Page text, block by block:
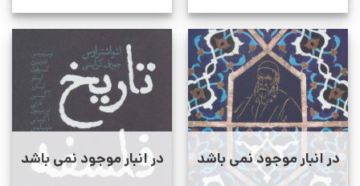
در انبار موجود نمی باشد در انبار موجود نمی باشد